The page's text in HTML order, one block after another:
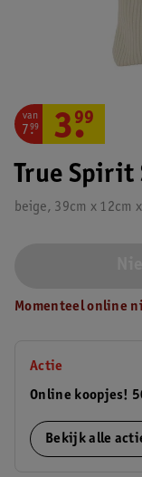
True Spirit
beige, 39cm x 12cm
van
7.
99 3.
99
Momenteel online
Actie
Online koopjes!
Bekijk alle